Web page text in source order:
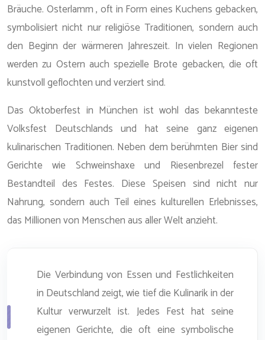
Bräuche. Osterlamm , oft in Form eines Kuchens gebacken,
symbolisiert nicht nur religiöse Traditionen, sondern auch
den Beginn der wärmeren Jahreszeit. In vielen Regionen
werden zu Ostern auch spezielle Brote gebacken, die oft
kunstvoll geflochten und verziert sind.
Das Oktoberfest in München ist wohl das bekannteste
Volksfest Deutschlands und hat seine ganz eigenen
kulinarischen Traditionen. Neben dem berühmten Bier sind
Gerichte wie Schweinshaxe und Riesenbrezel fester
Bestandteil des Festes. Diese Speisen sind nicht nur
Nahrung, sondern auch Teil eines kulturellen Erlebnisses,
das Millionen von Menschen aus aller Welt anzieht.
Die Verbindung von Essen und Festlichkeiten
in Deutschland zeigt, wie tief die Kulinarik in der
Kultur verwurzelt ist. Jedes Fest hat seine
eigenen Gerichte, die oft eine symbolische